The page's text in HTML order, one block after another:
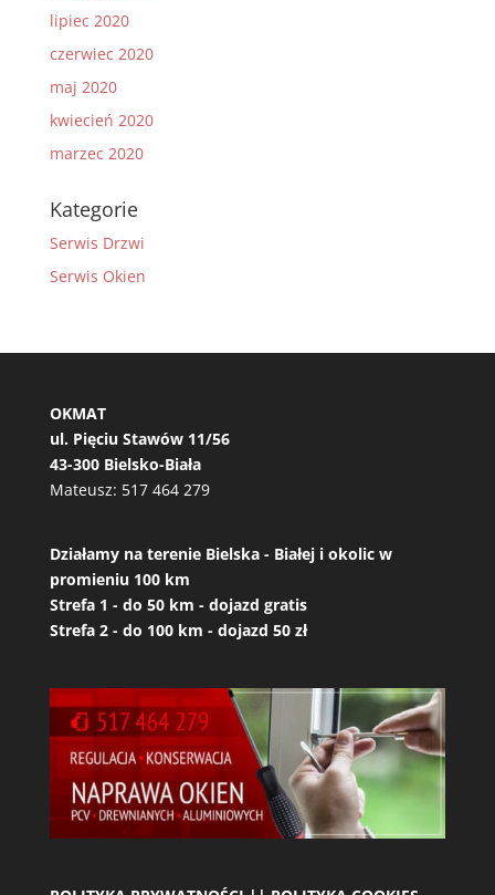
lipiec 2020
czerwiec 2020
maj 2020
kwiecień 2020
marzec 2020
Kategorie
Serwis Drzwi
Serwis Okien
OKMAT
ul. Pięciu Stawów 11/56
43-300 Bielsko-Biała
Mateusz: 517 464 279
Działamy na terenie Bielska - Białej i okolic w
promieniu 100 km
Strefa 1 - do 50 km - dojazd gratis
Strefa 2 - do 100 km - dojazd 50 zł